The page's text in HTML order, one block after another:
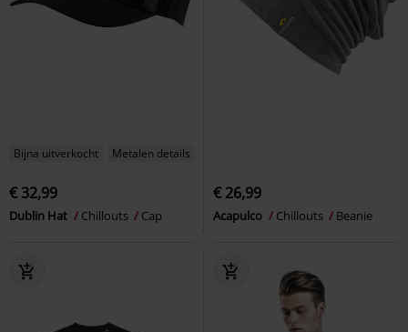
Bijna uitverkocht Metalen details
€ 32,99
Dublin Hat Chillouts Cap
€ 26,99
Acapulco Chillouts Beanie